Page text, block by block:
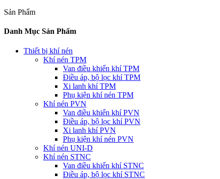
Sản Phẩm
Danh Mục Sản Phẩm
Thiết bị khí nén
Khí nén TPM
Van điều khiển khí TPM
Điều áp, bộ lọc khí TPM
Xi lanh khí TPM
Phụ kiện khí nén TPM
Khí nén PVN
Van điều khiển khí PVN
Điều áp, bộ lọc khí PVN
Xi lanh khí PVN
Phụ kiện khí nén PVN
Khí nén UNI-D
Khí nén STNC
Van điều khiển khí STNC
Điều áp, bộ lọc khí STNC